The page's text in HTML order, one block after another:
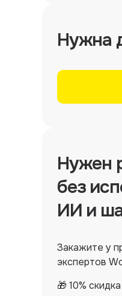
Нужна
Нужен
без
ИИ и
Закажите у
экспертов
🎁 10%